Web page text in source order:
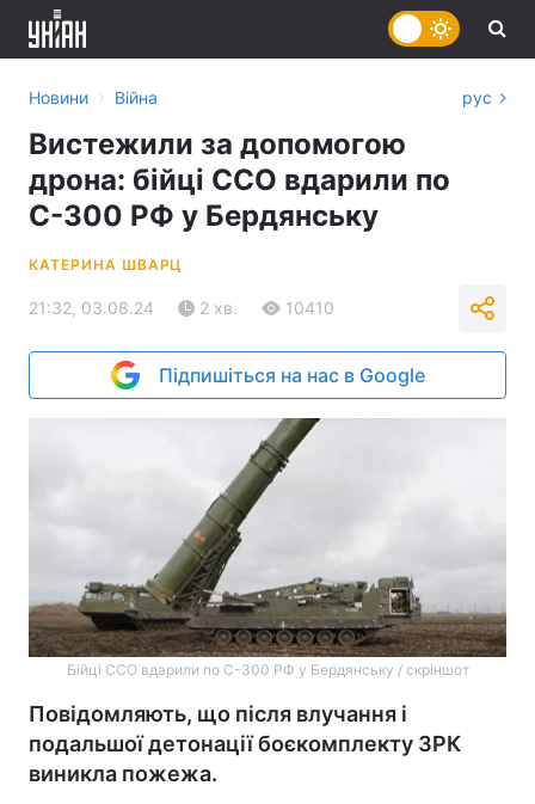
Новини › Війна рус
Вистежили за допомогою
дрона: бійці ССО вдарили по
С-300 РФ у Бердянську
КАТЕРИНА ШВАРЦ
21:32, 03.08.24 2 хв. 10410
Підпишіться на нас в Google
Бійці ССО вдарили по С-300 РФ у Бердянську / скріншот
Повідомляють, що після влучання і
подальшої детонації боєкомплекту ЗРК
виникла пожежа.